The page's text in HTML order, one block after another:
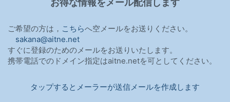
ご希望の方は， こちらへ空メールをお送りください。
sakana@aitne.net
すぐに登録のためのメールをお送りいたします。
携帯電話でのドメイン指定はaitne.netを可としてください。
タップするとメーラーが送信メールを作成します